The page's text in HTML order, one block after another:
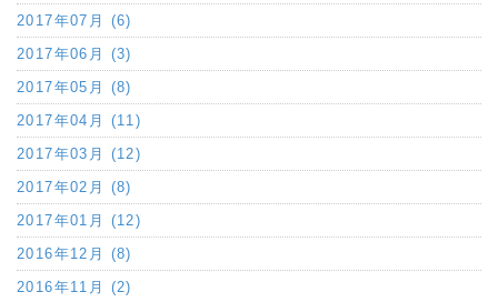
2017年07月 (6)
2017年06月 (3)
2017年05月 (8)
2017年04月 (11)
2017年03月 (12)
2017年02月 (8)
2017年01月 (12)
2016年12月 (8)
2016年11月 (2)